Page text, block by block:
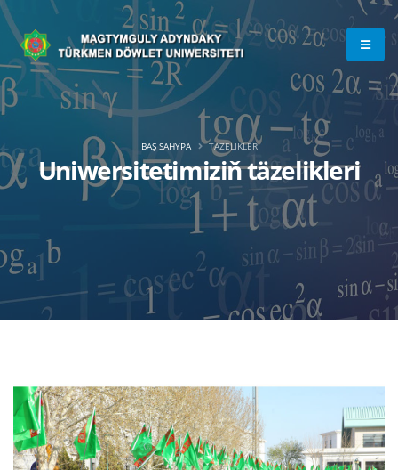
Uniwersitetimiziň täzelikleri
BAŞ SAHYPA TÄZELIKLER